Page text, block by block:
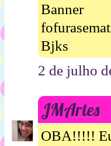
Bjks
2 de julho
JMArtes
OBA!!!!!